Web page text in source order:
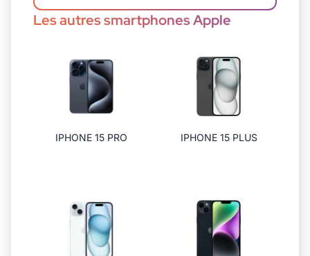
Les autres smartphones Apple
IPHONE 15 PRO IPHONE 15 PLUS